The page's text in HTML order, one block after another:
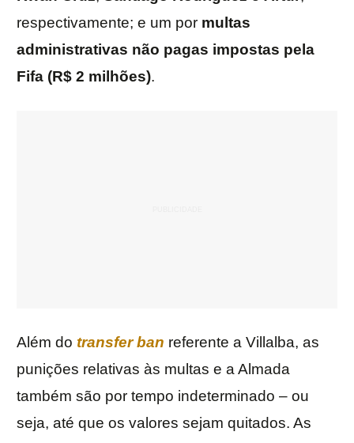
respectivamente; e um por multas
administrativas não pagas impostas pela
Fifa (R$ 2 milhões).
Além do transfer ban referente a Villalba, as
punições relativas às multas e a Almada
também são por tempo indeterminado – ou
seja, até que os valores sejam quitados. As